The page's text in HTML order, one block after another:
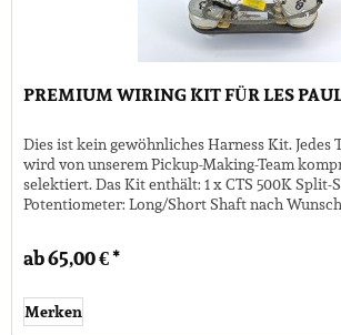
PREMIUM WIRING KIT FÜR LES
Dies ist kein gewöhnliches Harness Kit. Jedes
wird von unserem Pickup-Making-Team
selektiert. Das Kit enthält: 1 x CTS 500K Split-
Potentiometer: Long/Short Shaft nach Wunsch
ab 65,00 € *
Merken